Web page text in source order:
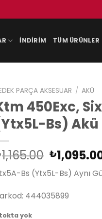
İNDIRIM TÜM ÜRÜNLER
PARÇA AKSESUAR / AKÜ
450Exc,
Bs) Akü
1,165.00 Orijinal
fiyat:
₺
Bs (Ytx5L-Bs) Aynı
444035899
yok